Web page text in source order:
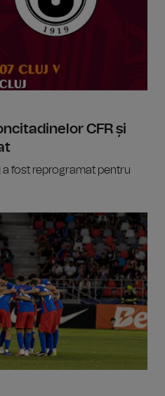
CFR și
a fost reprogramat pentru